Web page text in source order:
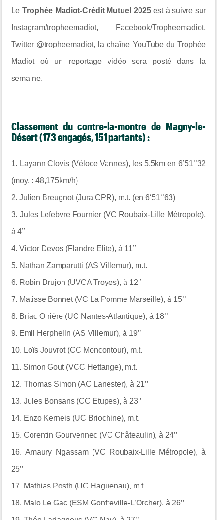
Le Trophée Madiot-Crédit Mutuel 2025est à suivre sur
Instagram/tropheemadiot, Facebook/Tropheemadiot,
Twitter @tropheemadiot, la chaîne YouTube du Trophée
Madiot où un reportage vidéo sera posté dans la
semaine.
Classement du contre-la-montre de Magny-le-
Désert (173 engagés, 151 partants) :
1. Layann Clovis (Véloce Vannes), les 5,5km en 6’51’’32
(moy. : 48,175km/h)
2. Julien Breugnot (Jura CPR), m.t. (en 6‘51‘’63)
3. Jules Lefebvre Fournier (VC Roubaix-Lille Métropole),
à 4’’
4. Victor Devos (Flandre Elite), à 11’’
5. Nathan Zamparutti (AS Villemur), m.t.
6. Robin Drujon (UVCA Troyes), à 12’’
7. Matisse Bonnet (VC La Pomme Marseille), à 15’’
8. Briac Orrière (UC Nantes-Atlantique), à 18’’
9. Emil Herphelin (AS Villemur), à 19’’
10. Loïs Jouvrot (CC Moncontour), m.t.
11. Simon Gout (VCC Hettange), m.t.
12. Thomas Simon (AC Lanester), à 21’’
13. Jules Bonsans (CC Etupes), à 23’’
14. Enzo Kerneis (UC Briochine), m.t.
15. Corentin Gourvennec (VC Châteaulin), à 24’’
16. Amaury Ngassam (VC Roubaix-Lille Métropole), à
25’’
17. Mathias Posth (UC Haguenau), m.t.
18. Malo Le Gac (ESM Gonfreville-L’Orcher), à 26’’